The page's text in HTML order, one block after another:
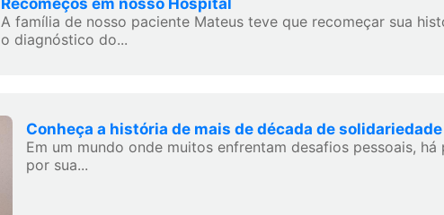
Recomeços em nosso Hospital
A família de nosso paciente Mateus teve que recomeçar sua
o diagnóstico do...
Conheça a história de mais de década de solidariedade
Em um mundo onde muitos enfrentam desafios pessoais, há
por sua...